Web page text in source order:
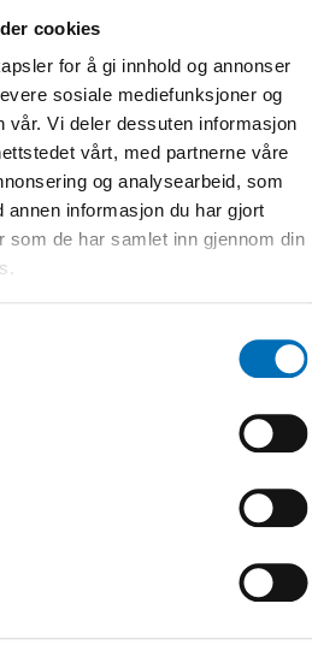
cookies
for å gi innhold og annonser
sosiale mediefunksjoner og
vår. Vi deler dessuten informasjon
vårt, med partnerne våre
og analysearbeid, som
annen informasjon du har gjort
som de har samlet inn gjennom din
cooperation on disability
of UNCRPD
shall be left behind. This report
for monitoring the